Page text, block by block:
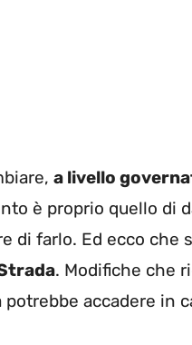
a livello
è proprio quello di
di farlo. Ed ecco che
. Modifiche che
accadere in